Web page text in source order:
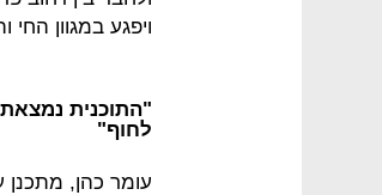
ויפגע במגוון החי
"התוכנית
לחוף"
עומר כהן, מתכנן